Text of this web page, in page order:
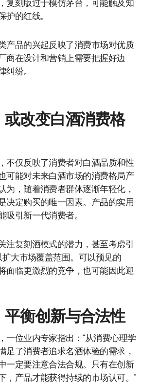
复刻版过于模仿茅台，可能触及知
护的红线。
产品的兴起反映了消费市场对优质
商在设计和营销上需要把握好边
纠纷。
或改变白酒消费格
不仅反映了消费者对白酒品质和性
可能对未来白酒市场的消费格局产
为，随着消费者群体逐渐年轻化，
决定购买的唯一因素。产品的实用
吸引新一代消费者。
注复刻酒模式的潜力，甚至考虑引
扩大市场覆盖范围。可以预见的
面临更激烈的竞争，也可能因此迎
平衡创新与合法性
一位业内专家指出：“从消费心理学
足了消费者追求名酒体验的需求，
一定要注意合法合规。只有在创新
，产品才能获得持续的市场认可。”